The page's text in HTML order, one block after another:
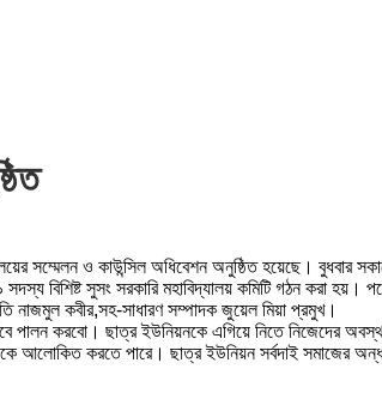
সম্মেলন ও কাউন্সিল অধিবেশন অনুষ্ঠিত হয়েছে। বুধবার
বিশিষ্ট সুসং সরকারি মহাবিদ্যালয় কমিটি গঠন করা হয়।
নাজমুল কবীর,সহ-সাধারণ সম্পাদক জুয়েল মিয়া প্রমুখ।
পালন করবো। ছাত্র ইউনিয়নকে এগিয়ে নিতে নিজেদের
আলোকিত করতে পারে। ছাত্র ইউনিয়ন সর্বদাই সমাজের